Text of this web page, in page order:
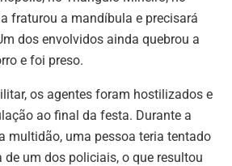
fraturou a mandíbula e precisará
dos envolvidos ainda quebrou a
e foi preso.
os agentes foram hostilizados e
ao final da festa. Durante a
multidão, uma pessoa teria tentado
de um dos policiais, o que resultou